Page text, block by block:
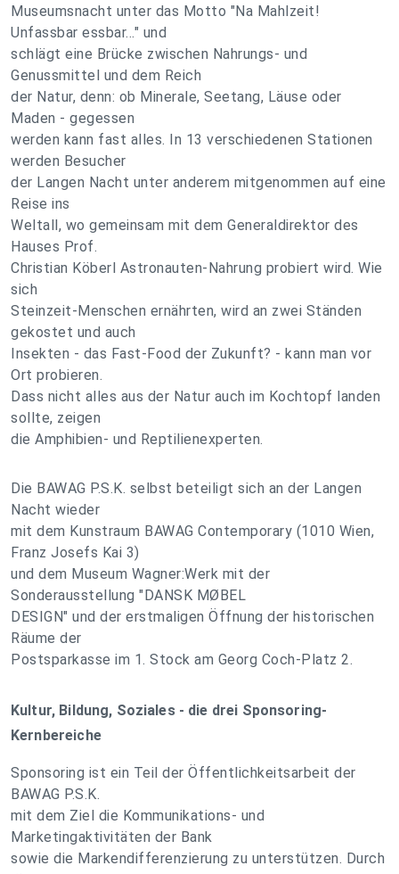
Museumsnacht unter das Motto "Na Mahlzeit!
Unfassbar essbar..." und
schlägt eine Brücke zwischen Nahrungs- und
Genussmittel und dem Reich
der Natur, denn: ob Minerale, Seetang, Läuse oder
Maden - gegessen
werden kann fast alles. In 13 verschiedenen Stationen
werden Besucher
der Langen Nacht unter anderem mitgenommen auf eine
Reise ins
Weltall, wo gemeinsam mit dem Generaldirektor des
Hauses Prof.
Christian Köberl Astronauten-Nahrung probiert wird. Wie
sich
Steinzeit-Menschen ernährten, wird an zwei Ständen
gekostet und auch
Insekten - das Fast-Food der Zukunft? - kann man vor
Ort probieren.
Dass nicht alles aus der Natur auch im Kochtopf landen
sollte, zeigen
die Amphibien- und Reptilienexperten.
Die BAWAG P.S.K. selbst beteiligt sich an der Langen
Nacht wieder
mit dem Kunstraum BAWAG Contemporary (1010 Wien,
Franz Josefs Kai 3)
und dem Museum Wagner:Werk mit der
Sonderausstellung "DANSK MØBEL
DESIGN" und der erstmaligen Öffnung der historischen
Räume der
Postsparkasse im 1. Stock am Georg Coch-Platz 2.
Kultur, Bildung, Soziales - die drei Sponsoring-
Kernbereiche
Sponsoring ist ein Teil der Öffentlichkeitsarbeit der
BAWAG P.S.K.
mit dem Ziel die Kommunikations- und
Marketingaktivitäten der Bank
sowie die Markendifferenzierung zu unterstützen. Durch